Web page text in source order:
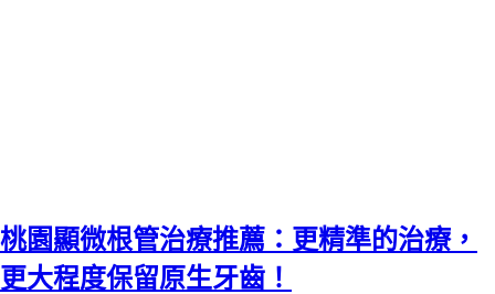
桃園顯微根管治療推薦：更精準的治療，
更大程度保留原生牙齒！